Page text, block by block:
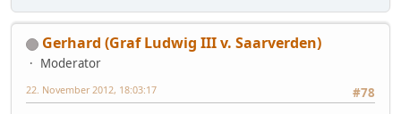
Gerhard (Graf Ludwig III v. Saarverden)
Moderator
#78
22. November 2012, 18:03:17